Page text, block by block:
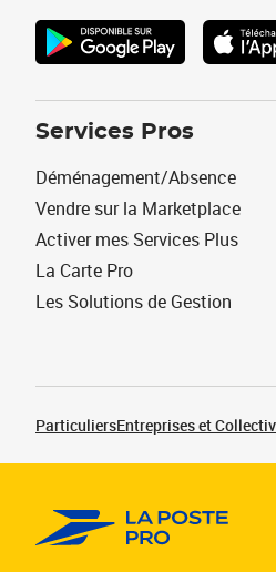
Services Pros
Déménagement/Absence
Vendre sur la Marketplace
Activer mes Services Plus
La Carte Pro
Les Solutions de Gestion
ParticuliersEntreprises et